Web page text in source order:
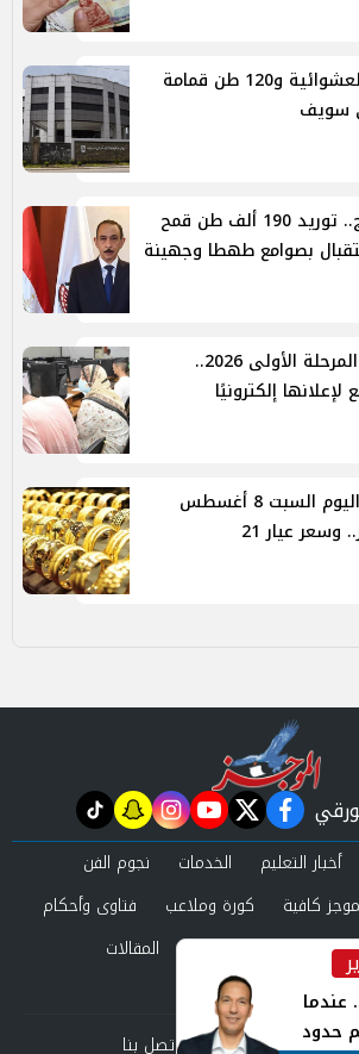
رفع المطبات العشوائية و120 طن قمامة
سويف
محافظ سوهاج.. توريد 190 ألف طن قمح
بصوامع طهطا وجهينة
نتيجة تنسيق المرحلة الأولى 2026..
إلكترونيًا
أسعار الذهب اليوم السبت 8 أغسطس
عندما
حدود
facebook
twitter
youtube
instagram
snapchat
tiktok
أخبار التعليم الخدمات
نجوم الفن
كافية كورة وملاعب
فتاوى وأحكام
حوادث ومحاكم
المقالات
سياسة الخصوصية اتصل بنا